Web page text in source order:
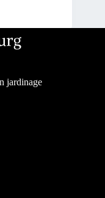
jardinage